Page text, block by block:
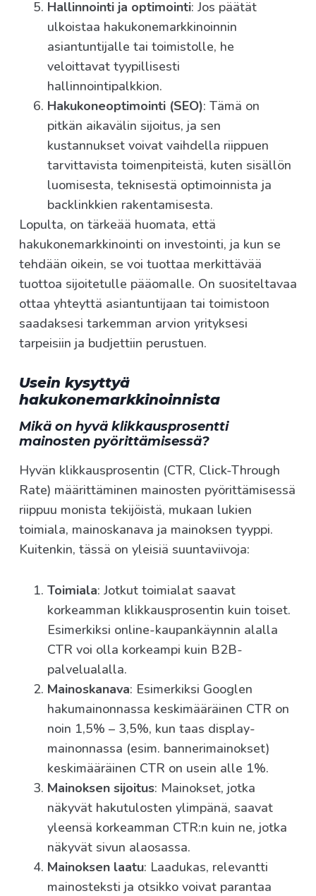
Hallinnointi ja optimointi: Jos päätät
ulkoistaa hakukonemarkkinoinnin
asiantuntijalle tai toimistolle, he
veloittavat tyypillisesti
hallinnointipalkkion.
Hakukoneoptimointi (SEO): Tämä on
pitkän aikavälin sijoitus, ja sen
kustannukset voivat vaihdella riippuen
tarvittavista toimenpiteistä, kuten sisällön
luomisesta, teknisestä optimoinnista ja
backlinkkien rakentamisesta.
Lopulta, on tärkeää huomata, että
hakukonemarkkinointi on investointi, ja kun se
tehdään oikein, se voi tuottaa merkittävää
tuottoa sijoitetulle pääomalle. On suositeltavaa
ottaa yhteyttä asiantuntijaan tai toimistoon
saadaksesi tarkemman arvion yrityksesi
tarpeisiin ja budjettiin perustuen.
Usein kysyttyä
hakukonemarkkinoinnista
Mikä on hyvä klikkausprosentti
mainosten pyörittämisessä?
Hyvän klikkausprosentin (CTR, Click-Through
Rate) määrittäminen mainosten pyörittämisessä
riippuu monista tekijöistä, mukaan lukien
toimiala, mainoskanava ja mainoksen tyyppi.
Kuitenkin, tässä on yleisiä suuntaviivoja:
Toimiala: Jotkut toimialat saavat
korkeamman klikkausprosentin kuin toiset.
Esimerkiksi online-kaupankäynnin alalla
CTR voi olla korkeampi kuin B2B-
palvelualalla.
Mainoskanava: Esimerkiksi Googlen
hakumainonnassa keskimääräinen CTR on
noin 1,5% – 3,5%, kun taas display-
mainonnassa (esim. bannerimainokset)
keskimääräinen CTR on usein alle 1%.
Mainoksen sijoitus: Mainokset, jotka
näkyvät hakutulosten ylimpänä, saavat
yleensä korkeamman CTR:n kuin ne, jotka
näkyvät sivun alaosassa.
Mainoksen laatu: Laadukas, relevantti
mainosteksti ja otsikko voivat parantaa